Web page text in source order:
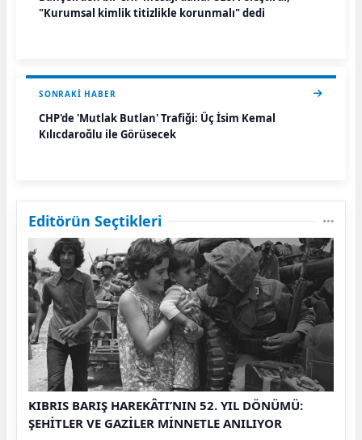
"Kurumsal kimlik titizlikle korunmalı" dedi
SONRAKI HABER
CHP'de 'Mutlak Butlan' Trafiği: Üç İsim Kemal
Kılıçdaroğlu ile Görüşecek
Editörün Seçtikleri
KIBRIS BARIŞ HAREKÂTI’NIN 52. YIL DÖNÜMÜ:
ŞEHİTLER VE GAZİLER MİNNETLE ANILIYOR